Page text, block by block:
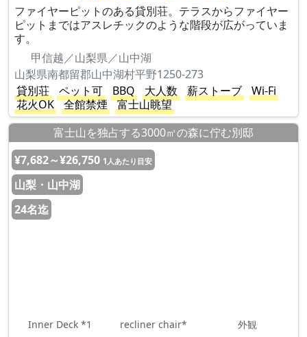
ファイヤーピットのある貸別荘。テラスからファイヤー
ピットまではアスレチックのような階段が広がっていま
す。
甲信越／山梨県／山中湖
山梨県南都留郡山中湖村平野1250-273
貸別荘
ペット可 BBQ 大人数 薪ストーブ
Wi-Fi
花火OK
全館禁煙
富士山眺望
富士山を独占する3000㎡の森に佇む別邸
¥7,682～¥26,750 1人あたり目安
山梨・山中湖
24名迄
Inner Deck *1 recliner chair* 外観